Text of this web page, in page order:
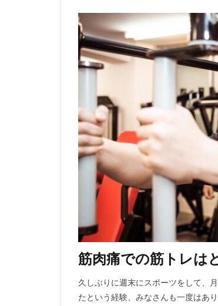
筋肉痛での筋トレは
久しぶりに週末にスポーツをして、
たという経験、みなさんも一度はあ